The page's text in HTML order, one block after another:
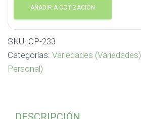
AÑADIR A COTIZACIÓN
SKU: CP-233
Categorías: Variedades (Variedades)
Personal)